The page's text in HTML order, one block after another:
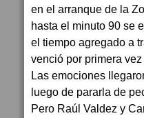
en el arranque de la
hasta el minuto 90 se
el tiempo agregado a
venció por primera
Las emociones
luego de pararla de
Pero Raúl Valdez y